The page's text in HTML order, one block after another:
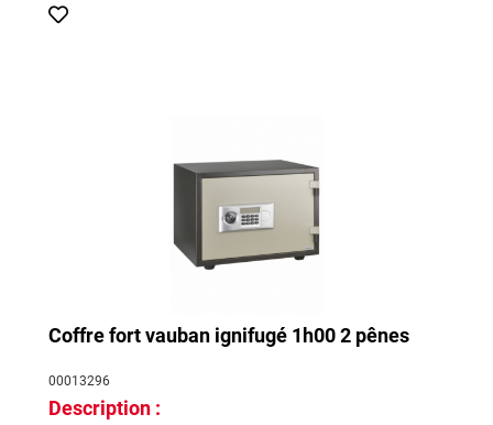
Coffre fort vauban ignifugé 1h00 2 pênes
00013296
Description :